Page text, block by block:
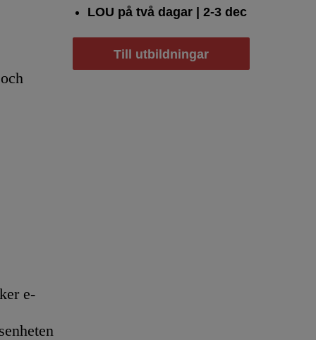
e-
LOU på två dagar | 2-3 dec
Till utbildningar